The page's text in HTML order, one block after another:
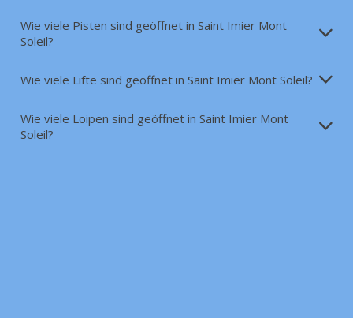
Wie viele Pisten sind geöffnet in Saint Imier Mont
Soleil?
Wie viele Lifte sind geöffnet in Saint Imier Mont Soleil?
Wie viele Loipen sind geöffnet in Saint Imier Mont
Soleil?